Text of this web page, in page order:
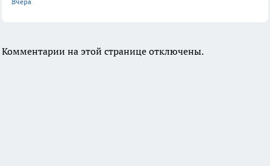
Комментарии на этой странице отключены.